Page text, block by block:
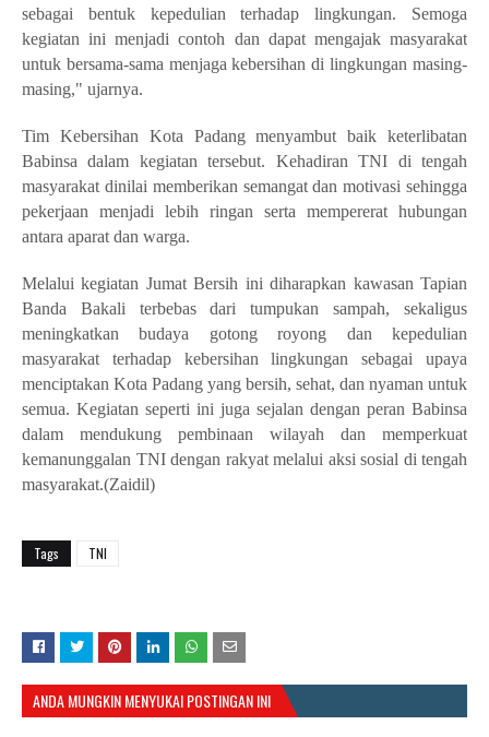
sebagai bentuk kepedulian terhadap lingkungan. Semoga
kegiatan ini menjadi contoh dan dapat mengajak masyarakat
untuk bersama-sama menjaga kebersihan di lingkungan masing-
masing," ujarnya.
Tim Kebersihan Kota Padang menyambut baik keterlibatan
Babinsa dalam kegiatan tersebut. Kehadiran TNI di tengah
masyarakat dinilai memberikan semangat dan motivasi sehingga
pekerjaan menjadi lebih ringan serta mempererat hubungan
antara aparat dan warga.
Melalui kegiatan Jumat Bersih ini diharapkan kawasan Tapian
Banda Bakali terbebas dari tumpukan sampah, sekaligus
meningkatkan budaya gotong royong dan kepedulian
masyarakat terhadap kebersihan lingkungan sebagai upaya
menciptakan Kota Padang yang bersih, sehat, dan nyaman untuk
semua. Kegiatan seperti ini juga sejalan dengan peran Babinsa
dalam mendukung pembinaan wilayah dan memperkuat
kemanunggalan TNI dengan rakyat melalui aksi sosial di tengah
masyarakat.(Zaidil)
Tags TNI
ANDA MUNGKIN MENYUKAI POSTINGAN INI